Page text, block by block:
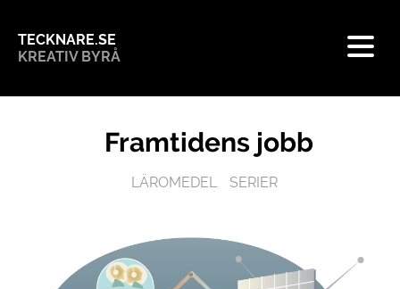
TECKNARE.SE
KREATIV BYRÅ
Framtidens jobb
LÄROMEDEL SERIER